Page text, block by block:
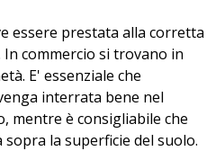
essere prestata alla corretta
commercio si trovano in
E' essenziale che
interrata bene nel
mentre è consigliabile che
la superficie del suolo.